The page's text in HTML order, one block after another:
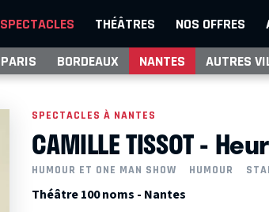
SPECTACLES THÉÂTRES NOS OFFRES
PARIS BORDEAUX NANTES AUTRES
SPECTACLES À NANTES
CAMILLE TISSOT -
HUMOUR ET ONE MAN SHOW HUMOUR
Théâtre 100 noms - Nantes